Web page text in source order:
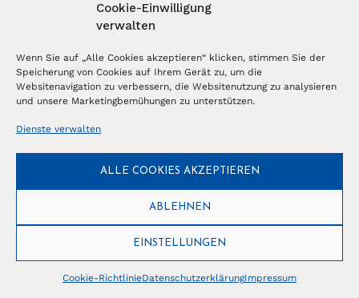
Cookie-Einwilligung
verwalten
Wenn Sie auf „Alle Cookies akzeptieren“ klicken, stimmen Sie der
Speicherung von Cookies auf Ihrem Gerät zu, um die
Websitenavigation zu verbessern, die Websitenutzung zu analysieren
und unsere Marketingbemühungen zu unterstützen.
Dienste verwalten
ALLE COOKIES AKZEPTIEREN
ABLEHNEN
EINSTELLUNGEN
Cookie-RichtlinieDatenschutzerklärungImpressum
© Copyright 2026 – Ferientrends // info@tlvg.ch// +41 31 300 30 85 //
Tourismus Lifestyle Verlag GmbH // Frohbergweg 1 - CH-3012 Bern //
Datenschutzerklärung//Impressum